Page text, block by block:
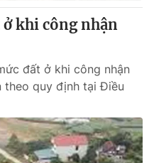
Hạnh, Phạm Quốc Thắng,
355 932
897
khi công nhận
đất ở khi công nhận
theo quy định tại Điều